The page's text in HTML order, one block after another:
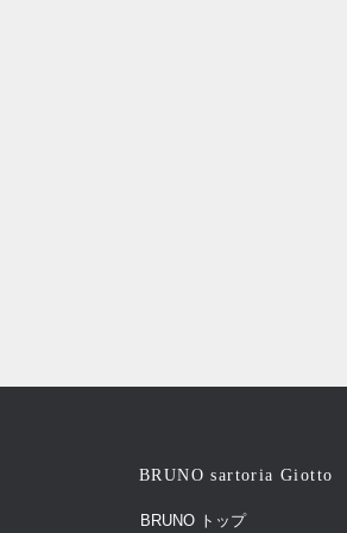
BRUNO sartoria Giotto
BRUNO トップ